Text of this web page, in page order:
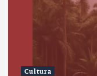
Cultura